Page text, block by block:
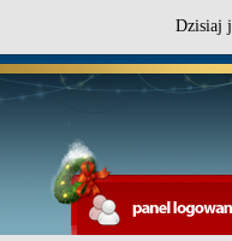
Dzisiaj